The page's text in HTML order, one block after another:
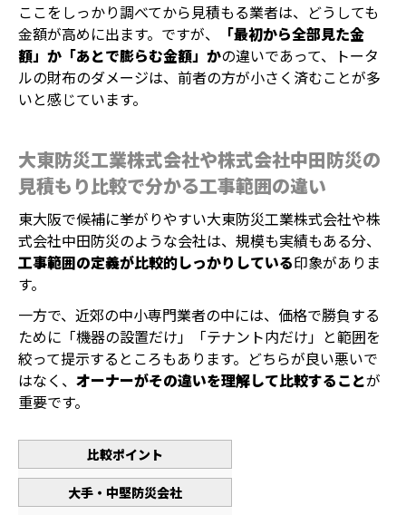
ここをしっかり調べてから見積もる業者は、どうしても
金額が高めに出ます。ですが、
「最初から全部見た金
額」か「あとで膨らむ金額」かの違いであって、トータ
ルの財布のダメージは、前者の方が小さく済むことが多
いと感じています。
大東防災工業株式会社や株式会社中田防災の
見積もり比較で分かる工事範囲の違い
東大阪で候補に挙がりやすい大東防災工業株式会社や株
式会社中田防災のような会社は、規模も実績もある分、
工事範囲の定義が比較的しっかりしている印象がありま
す。
一方で、近郊の中小専門業者の中には、価格で勝負する
ために「機器の設置だけ」「テナント内だけ」と範囲を
絞って提示するところもあります。どちらが良い悪いで
はなく、 オーナーがその違いを理解して比較することが
重要です。
比較ポイント
大手・中堅防災会社